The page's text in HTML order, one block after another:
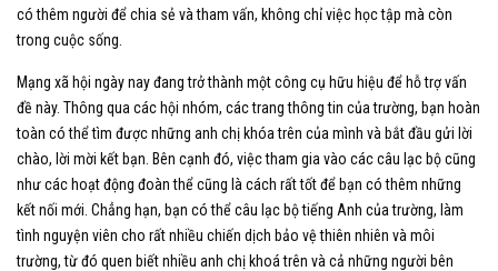
có thêm người để chia sẻ và tham vấn, không chỉ việc học tập mà còn
trong cuộc sống.
Mạng xã hội ngày nay đang trở thành một công cụ hữu hiệu để hỗ trợ vấn
đề này. Thông qua các hội nhóm, các trang thông tin của trường, bạn hoàn
toàn có thể tìm được những anh chị khóa trên của mình và bắt đầu gửi lời
chào, lời mời kết bạn. Bên cạnh đó, việc tham gia vào các câu lạc bộ cũng
như các hoạt động đoàn thể cũng là cách rất tốt để bạn có thêm những
kết nối mới. Chẳng hạn, bạn có thể câu lạc bộ tiếng Anh của trường, làm
tình nguyện viên cho rất nhiều chiến dịch bảo vệ thiên nhiên và môi
trường, từ đó quen biết nhiều anh chị khoá trên và cả những người bên